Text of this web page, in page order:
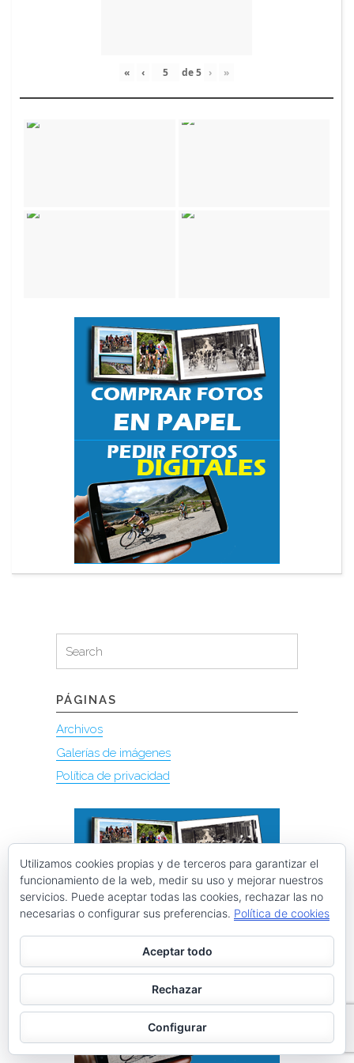
« ‹ de5 › »
for:
Search
PÁGINAS
Archivos
Galerías de imágenes
Política de privacidad
Utilizamos cookies propias y de terceros para garantizar el
funcionamiento de la web, medir su uso y mejorar nuestros
servicios. Puede aceptar todas las cookies, rechazar las no
necesarias o configurar sus preferencias. Política de cookies
Aceptar todo
Rechazar
Configurar